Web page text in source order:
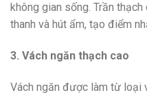
không gian sống. Trần
thanh và hút ẩm, tạo điểm
3. Vách ngăn thạch cao
Vách ngăn được làm từ loại